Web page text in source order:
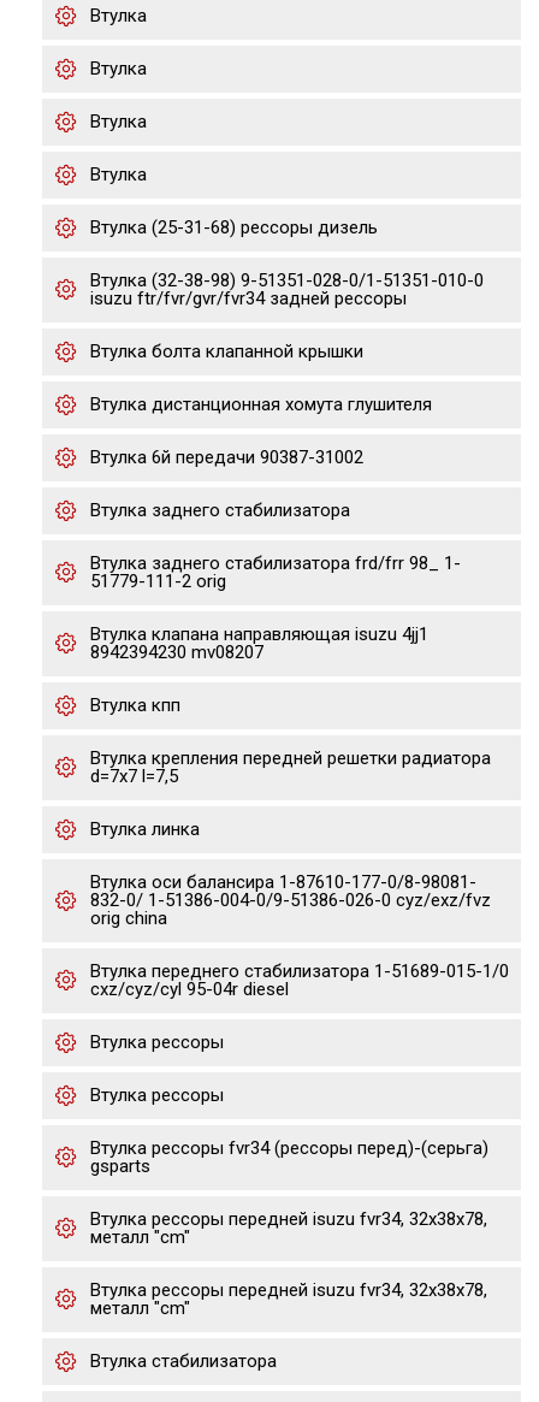
Втулка
Втулка
Втулка
Втулка
Втулка (25-31-68) рессоры дизель
Втулка (32-38-98) 9-51351-028-0/1-51351-010-0
isuzu ftr/fvr/gvr/fvr34 задней рессоры
Втулка болта клапанной крышки
Втулка дистанционная хомута глушителя
Втулка 6й передачи 90387-31002
Втулка заднего стабилизатора
Втулка заднего стабилизатора frd/frr 98_ 1-
51779-111-2 orig
Втулка клапана направляющая isuzu 4jj1
8942394230 mv08207
Втулка кпп
Втулка крепления передней решетки радиатора
d=7x7 l=7,5
Втулка линка
Втулка оси балансира 1-87610-177-0/8-98081-
832-0/ 1-51386-004-0/9-51386-026-0 cyz/exz/fvz
orig china
Втулка переднего стабилизатора 1-51689-015-1/0
cxz/cyz/cyl 95-04r diesel
Втулка рессоры
Втулка рессоры
Втулка рессоры fvr34 (рессоры перед)-(серьга)
gsparts
Втулка рессоры передней isuzu fvr34, 32x38x78,
металл "cm"
Втулка рессоры передней isuzu fvr34, 32x38x78,
металл "cm"
Втулка стабилизатора